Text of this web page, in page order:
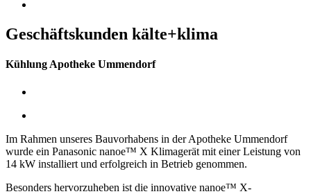
Geschäftskunden kälte+klima
Kühlung Apotheke Ummendorf
Im Rahmen unseres Bauvorhabens in der Apotheke Ummendorf
wurde ein Panasonic nanoe™ X Klimagerät mit einer Leistung von
14 kW installiert und erfolgreich in Betrieb genommen.
Besonders hervorzuheben ist die innovative nanoe™ X-